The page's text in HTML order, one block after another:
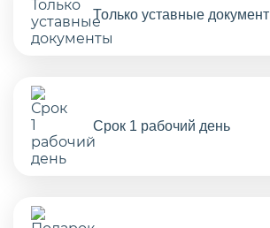
Только уставные
Срок 1 рабочий день